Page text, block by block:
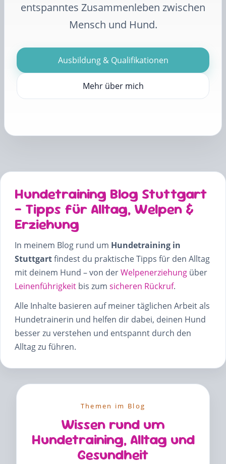
entspanntes Zusammenleben zwischen
Mensch und Hund.
Ausbildung & Qualifikationen
Mehr über mich
Hundetraining Blog Stuttgart
– Tipps für Alltag, Welpen &
Erziehung
In meinem Blog rund um Hundetraining in
Stuttgartfindest du praktische Tipps für den Alltag
mit deinem Hund – von derWelpenerziehung über
Leinenführigkeit bis zum sicheren Rückruf.
Alle Inhalte basieren auf meiner täglichen Arbeit als
Hundetrainerin und helfen dir dabei, deinen Hund
besser zu verstehen und entspannt durch den
Alltag zu führen.
Themen im Blog
Wissen rund um
Hundetraining, Alltag und
Gesundheit